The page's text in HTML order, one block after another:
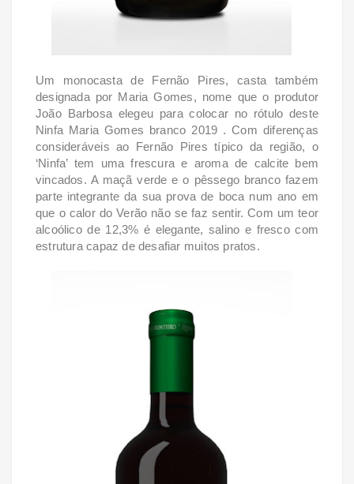
Um monocasta de Fernão Pires, casta também
designada por Maria Gomes, nome que o produtor
João Barbosa elegeu para colocar no rótulo deste
Ninfa Maria Gomes branco 2019 . Com diferenças
consideráveis ao Fernão Pires típico da região, o
‘Ninfa’ tem uma frescura e aroma de calcite bem
vincados. A maçã verde e o pêssego branco fazem
parte integrante da sua prova de boca num ano em
que o calor do Verão não se faz sentir. Com um teor
alcoólico de 12,3% é elegante, salino e fresco com
estrutura capaz de desafiar muitos pratos.